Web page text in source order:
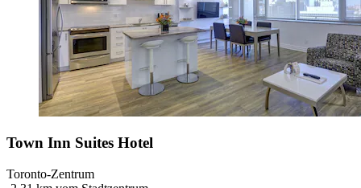
Town Inn Suites Hotel
Toronto-Zentrum